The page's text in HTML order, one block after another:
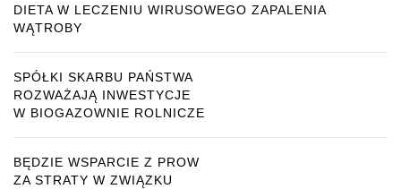
DIETA W LECZENIU WIRUSOWEGO ZAPALENIA
WĄTROBY
SPÓŁKI SKARBU PAŃSTWA
ROZWAŻAJĄ INWESTYCJE
W BIOGAZOWNIE ROLNICZE
BĘDZIE WSPARCIE Z PROW
ZA STRATY W ZWIĄZKU